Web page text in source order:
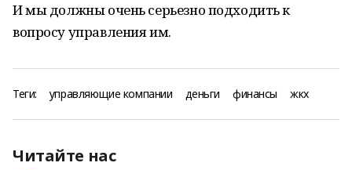
И мы должны очень серьезно подходить к
вопросу управления им.
Теги: управляющие компании деньги финансы жкх
Читайте нас